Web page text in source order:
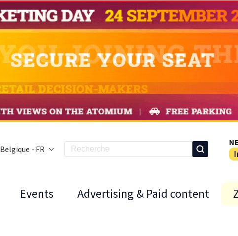
Belgique - FR
Events Advertising & Paid content